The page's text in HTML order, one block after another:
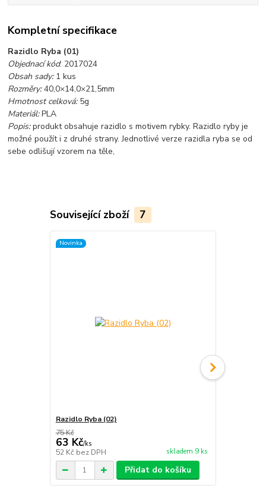
Kompletní specifikace
Razidlo Ryba (01)
Objednací kód: 2017024
Obsah sady:1 kus
Rozměry:40,0×14,0×21,5mm
Hmotnost celková:5g
Materiál:PLA
Popis:produkt obsahuje razidlo s motivem rybky. Razidlo ryby je
možné použít i z druhé strany. Jednotlivé verze razidla ryba se od
sebe odlišují vzorem na těle,
Související zboží 7
Novinka
Razidlo Ryba (02)
75 Kč
63 Kč/ks
52 Kč bez DPH skladem 9 ks
Přidat do košíku